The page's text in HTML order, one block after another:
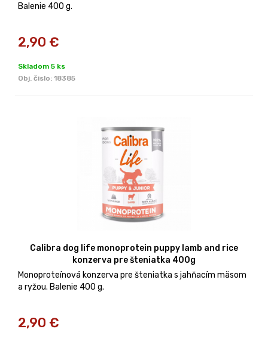
Balenie 400 g.
2,90 €
Skladom 5 ks
Obj. čislo: 18385
Calibra dog life monoprotein puppy lamb and rice
konzerva pre šteniatka 400g
Monoproteínová konzerva pre šteniatka s jahňacím mäsom
a ryžou. Balenie 400 g.
2,90 €